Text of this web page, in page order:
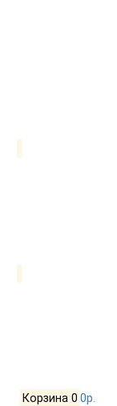
Корзина 0 0р.